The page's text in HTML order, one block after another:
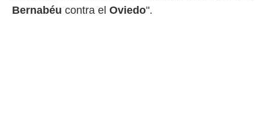
Bernabéu contra el Oviedo".